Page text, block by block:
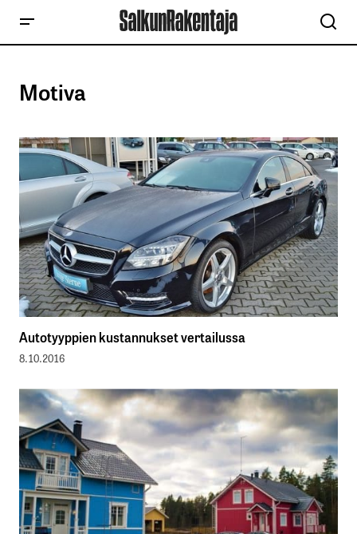
Motiva
Autotyyppien kustannukset vertailussa
8.10.2016